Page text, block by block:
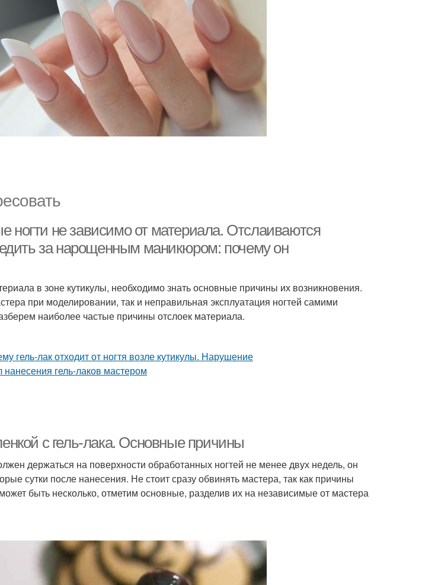
ногти не зависимо от материала. Отслаиваются
за нарощенным маникюром: почему он
в зоне кутикулы, необходимо знать основные причины их возникновения.
при моделировании, так и неправильная эксплуатация ногтей самими
наиболее частые причины отслоек материала.
с гель-лака. Основные причины
держаться на поверхности обработанных ногтей не менее двух недель, он
сутки после нанесения. Не стоит сразу обвинять мастера, так как причины
быть несколько, отметим основные, разделив их на независимые от мастера